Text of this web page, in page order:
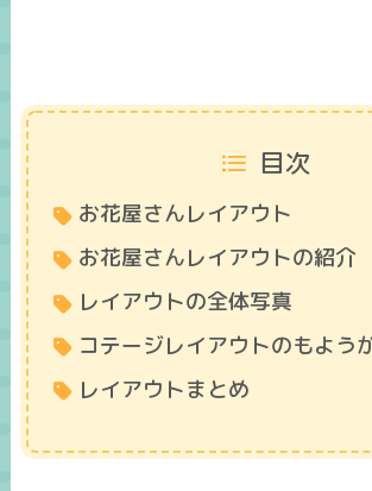
目次
お花屋さんレイアウト
お花屋さんレイアウトの紹介
レイアウトの全体写真
コテージレイアウトのもよう
レイアウトまとめ